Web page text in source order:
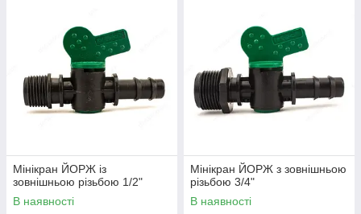
Мінікран ЙОРЖ із
зовнішньою різьбою 1/2"
В наявності
Мінікран ЙОРЖ з зовнішньою
різьбою 3/4"
В наявності